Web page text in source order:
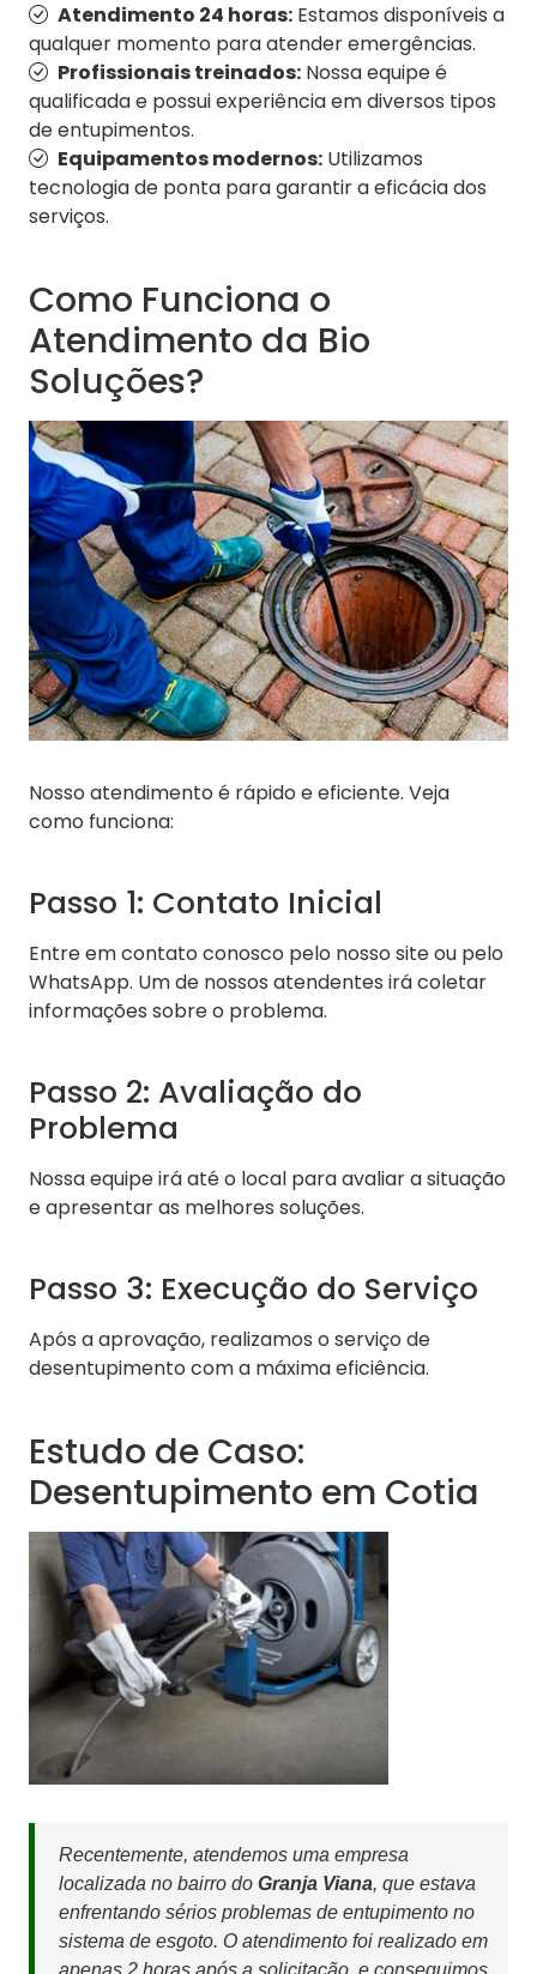
Atendimento 24 horas: Estamos disponíveis a
qualquer momento para atender emergências.
Profissionais treinados: Nossa equipe é
qualificada e possui experiência em diversos tipos
de entupimentos.
Equipamentos modernos: Utilizamos
tecnologia de ponta para garantir a eficácia dos
serviços.
Como Funciona o
Atendimento da Bio
Soluções?
Nosso atendimento é rápido e eficiente. Veja
como funciona:
Passo 1: Contato Inicial
Entre em contato conosco pelo nosso site ou pelo
WhatsApp. Um de nossos atendentes irá coletar
informações sobre o problema.
Passo 2: Avaliação do
Problema
Nossa equipe irá até o local para avaliar a situação
e apresentar as melhores soluções.
Passo 3: Execução do Serviço
Após a aprovação, realizamos o serviço de
desentupimento com a máxima eficiência.
Estudo de Caso:
Desentupimento em Cotia
Recentemente, atendemos uma empresa
localizada no bairro do Granja Viana, que estava
enfrentando sérios problemas de entupimento no
sistema de esgoto. O atendimento foi realizado em
apenas 2 horas após a solicitação, e conseguimos